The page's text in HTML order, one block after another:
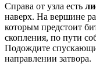
Справа от узла есть
наверх. На вершине
которым предстоит
скопления, по пути
Подождите
направлении затвора.